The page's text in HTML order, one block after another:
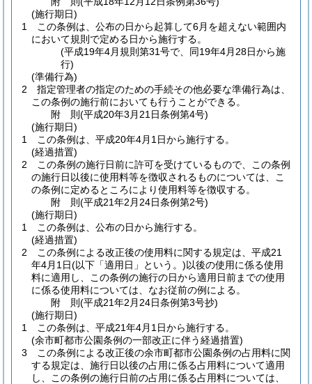
(施行期日)
1
この条例は、公布の日から起算して6月を超えない範囲内
において規則で定める日から施行する。
(平成19年4月規則第31号で、同19年4月28日から施
行)
(準備行為)
2
指定管理者の指定のための手続その他必要な準備行為は、
この条例の施行前においても行うことができる。
附 則(平成20年3月21日条例第4号)
(施行期日)
1
この条例は、平成20年4月1日から施行する。
(経過措置)
2
この条例の施行日前に許可を受けているもので、この条例
の施行日以後に使用料等を徴収されるものについては、こ
の条例に定めるところにより使用料等を徴収する。
附 則(平成21年2月24日条例第2号)
(施行期日)
1
この条例は、公布の日から施行する。
(経過措置)
2
この条例による改正後の使用料に関する規定は、平成21
年4月1日(以下「適用日」という。)以後の使用に係る使用
料に適用し、この条例の施行の日から適用日前までの使用
に係る使用料については、なお従前の例による。
附 則(平成21年2月24日条例第3号抄)
(施行期日)
1
この条例は、平成21年4月1日から施行する。
(余市町都市公園条例の一部改正に伴う経過措置)
3
この条例による改正後の余市町都市公園条例の占用料に関
する規定は、施行日以後の占用に係る占用料について適用
し、この条例の施行日前の占用に係る占用料については、